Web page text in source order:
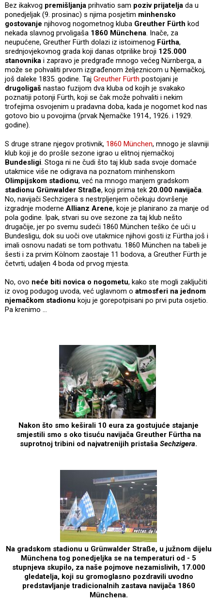
Bez ikakvog premišljanja prihvatio sam poziv prijatelja da u
ponedjeljak (9. prosinac) s njima posjetim minhensko
gostovanje njihovog nogometnog kluba Greuther Fürth kod
nekada slavnog prvoligaša 1860 Münchena. Inače, za
neupućene, Greuther Fürth dolazi iz istoimenog Fürtha,
srednjovjekovnog grada koji danas otprilike broji 125.000
stanovnika i zapravo je predgrađe mnogo većeg Nürnberga, a
može se pohvaliti prvom izgrađenom željeznicom u Njemačkoj,
još daleke 1835. godine. Taj Greuther Fürth postojani je
drugoligaš nastao fuzijom dva kluba od kojih je svakako
poznatiji potonji Fürth, koji se čak može pohvaliti i nekim
trofejima osvojenim u pradavna doba, kada je nogomet kod nas
gotovo bio u povojima (prvak Njemačke 1914., 1926. i 1929.
godine).
S druge strane njegov protivnik, 1860 München, mnogo je slavniji
klub koji je do prošle sezone igrao u elitnoj njemačkoj
Bundesligi. Stoga ni ne čudi što taj klub sada svoje domaće
utakmice više ne odigrava na poznatom minhenskom
Olimpijskom stadionu, već na mnogo manjem gradskom
stadionu Grünwalder Straße, koji prima tek 20.000 navijača.
No, navijači Sechzigera s nestrpljenjem očekuju dovršenje
izgradnje moderne Allianz Arene, koje je planirano za manje od
pola godine. Ipak, stvari su ove sezone za taj klub nešto
drugačije, jer po svemu sudeći 1860 München teško će ući u
Bundesligu, dok su uoči ove utakmice njihovi gosti iz Fürtha još i
imali osnovu nadati se tom pothvatu. 1860 München na tabeli je
šesti i za prvim Kölnom zaostaje 11 bodova, a Greuther Fürth je
četvrti, udaljen 4 boda od prvog mjesta.
No, ovo neće biti novica o nogometu, kako ste mogli zaključiti
iz ovog podugog uvoda, već uglavnom o atmosferi na jednom
njemačkom stadionu koju je gorepotpisani po prvi puta osjetio.
Pa krenimo ...
Nakon što smo keširali 10 eura za gostujuće stajanje
smjestili smo s oko tisuću navijača Greuther Fürtha na
suprotnoj tribini od najvatrenijih pristaša Sechzigera.
Na gradskom stadionu u Grünwalder Straße, u južnom dijelu
Münchena tog ponedjeljka se na temperaturi od - 5
stupnjeva skupilo, za naše pojmove nezamislivih, 17.000
gledatelja, koji su gromoglasno pozdravili uvodno
predstavljanje tradicionalnih zastava navijača 1860
Münchena.